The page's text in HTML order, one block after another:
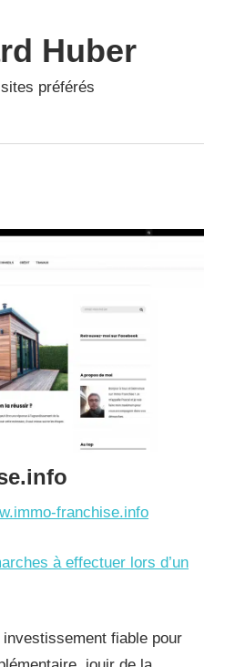
Huber
préférés
franchise.info
à effectuer lors d’un
investissement fiable pour